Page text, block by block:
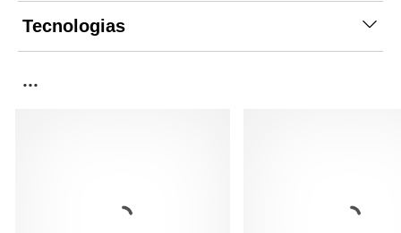
Tecnologias
...